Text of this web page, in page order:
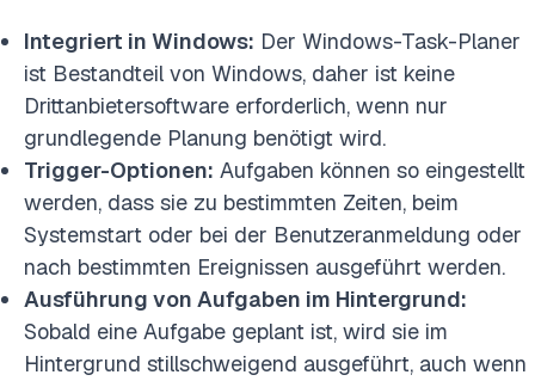
Integriert in Windows: Der Windows-Task-Planer
ist Bestandteil von Windows, daher ist keine
Drittanbietersoftware erforderlich, wenn nur
grundlegende Planung benötigt wird.
Trigger-Optionen: Aufgaben können so eingestellt
werden, dass sie zu bestimmten Zeiten, beim
Systemstart oder bei der Benutzeranmeldung oder
nach bestimmten Ereignissen ausgeführt werden.
Ausführung von Aufgaben im Hintergrund:
Sobald eine Aufgabe geplant ist, wird sie im
Hintergrund stillschweigend ausgeführt, auch wenn